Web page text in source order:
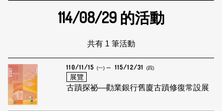
114/08/29 的活動
共有 1 筆活動
110/11/15 (一) 115/12/31 (四)
展覽
古蹟探祕—勸業銀行舊廈古蹟修復常設展